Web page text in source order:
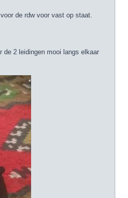
de rdw voor vast op staat.
2 leidingen mooi langs elkaar